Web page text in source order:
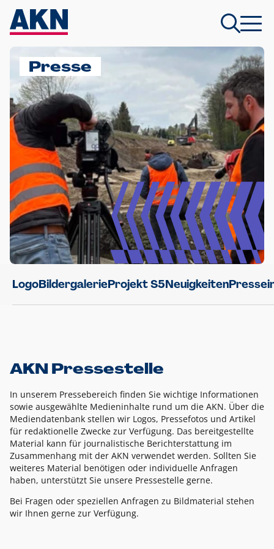
Presse
LogoBildergalerieProjekt S5Neuigkeiten
AKN Pressestelle
In unserem Pressebereich finden Sie wichtige Informationen
sowie ausgewählte Medieninhalte rund um die AKN. Über die
Mediendatenbank stellen wir Logos, Pressefotos und Artikel
für redaktionelle Zwecke zur Verfügung. Das bereitgestellte
Material kann für journalistische Berichterstattung im
Zusammenhang mit der AKN verwendet werden. Sollten Sie
weiteres Material benötigen oder individuelle Anfragen
haben, unterstützt Sie unsere Pressestelle gerne.
Bei Fragen oder speziellen Anfragen zu Bildmaterial stehen
wir Ihnen gerne zur Verfügung.